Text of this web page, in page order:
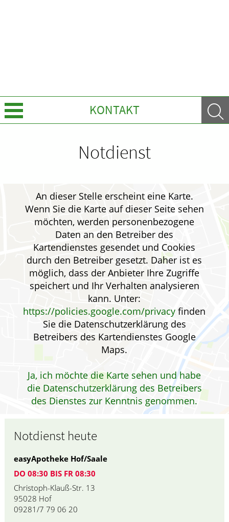
KONTAKT
Ratgeber
Krankheiten & Therapie
GESUND IM ALTER
WELLNESS
Notdienst
An dieser Stelle erscheint eine Karte.
Wenn Sie die Karte auf dieser Seite sehen
möchten, werden personenbezogene
Daten an den Betreiber des
Kartendienstes gesendet und Cookies
durch den Betreiber gesetzt. Daher ist es
möglich, dass der Anbieter Ihre Zugriffe
speichert und Ihr Verhalten analysieren
kann. Unter:
https://policies.google.com/privacy finden
Sie die Datenschutzerklärung des
Betreibers des Kartendienstes Google
Maps.
Ja, ich möchte die Karte sehen und habe
die Datenschutzerklärung des Betreibers
des Dienstes zur Kenntnis genommen.
Notdienst heute
easyApotheke Hof/Saale
DO 08:30 BIS FR 08:30
Christoph-Klauß-Str. 13
95028 Hof
09281/7 79 06 20